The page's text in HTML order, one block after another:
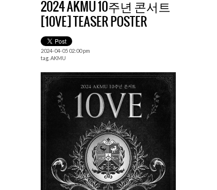
2024 AKMU 10주년 콘서트
[10VE] TEASER POSTER
2024-04-05 02:00 pm
tag. AKMU